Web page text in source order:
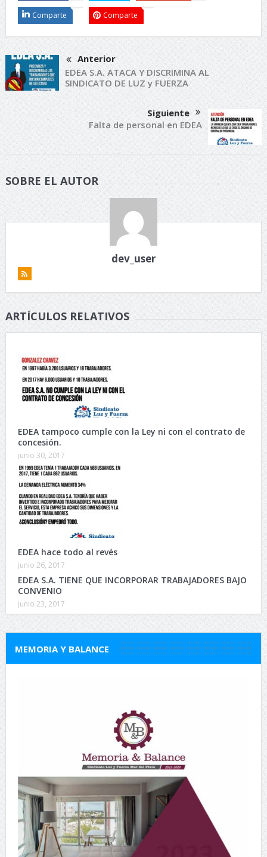
Comparte Comparte
Anterior
EDEA S.A. ATACA Y DISCRIMINA AL
SINDICATO DE LUZ y FUERZA
Siguiente
Falta de personal en EDEA
SOBRE EL AUTOR
dev_user
ARTÍCULOS RELATIVOS
EDEA tampoco cumple con la Ley ni con el contrato de
concesión.
junio 30, 2017
EDEA hace todo al revés
junio 26, 2017
EDEA S.A. TIENE QUE INCORPORAR TRABAJADORES BAJO
CONVENIO
junio 23, 2017
MEMORIA Y BALANCE